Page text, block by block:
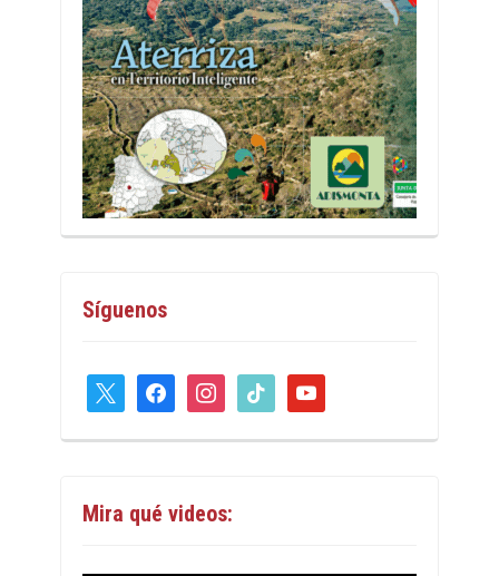
Síguenos
facebookinstagram
tiktok youtube
Mira qué videos: